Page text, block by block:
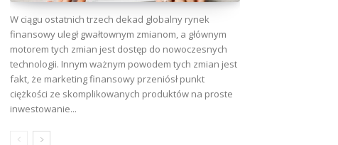
W ciągu ostatnich trzech dekad globalny rynek
finansowy uległ gwałtownym zmianom, a głównym
motorem tych zmian jest dostęp do nowoczesnych
technologii. Innym ważnym powodem tych zmian jest
fakt, że marketing finansowy przeniósł punkt
ciężkości ze skomplikowanych produktów na proste
inwestowanie...